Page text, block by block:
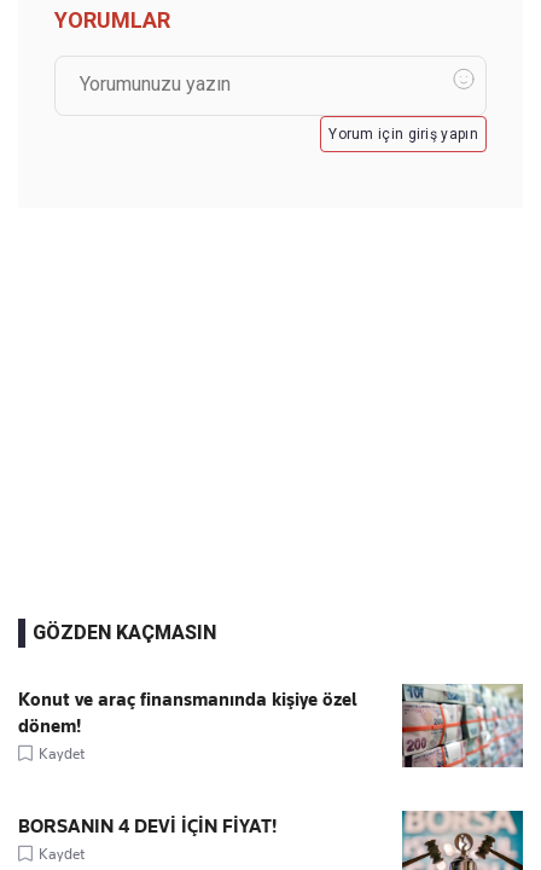
YORUMLAR
Yorum için giriş yapın
GÖZDEN KAÇMASIN
Konut ve araç finansmanında kişiye özel
dönem!
Kaydet
BORSANIN 4 DEVİ İÇİN FİYAT!
Kaydet